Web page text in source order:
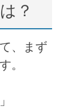
？
、まず
。